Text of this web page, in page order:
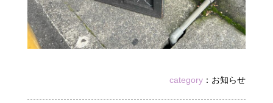
category ： お知らせ